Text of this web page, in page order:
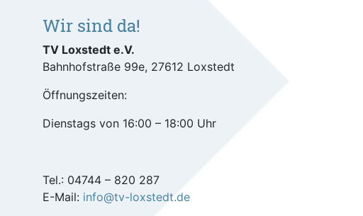
Wir sind da!
TV Loxstedt e.V.
Bahnhofstraße 99e, 27612 Loxstedt
Öffnungszeiten:
Dienstags von 16:00 – 18:00 Uhr
Tel.: 04744 – 820 287
E-Mail: info@tv-loxstedt.de